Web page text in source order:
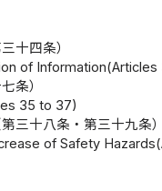
十四条）
of Information(Articles
条）
35 to 37)
三十八条・第三十九条）
of Safety